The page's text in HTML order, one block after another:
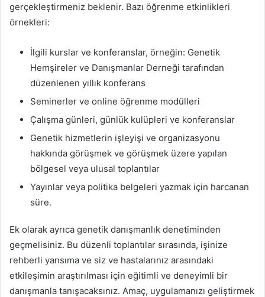
gerçekleştirmeniz beklenir. Bazı öğrenme etkinlikleri
örnekleri:
İlgili kurslar ve konferanslar, örneğin: Genetik
Hemşireler ve Danışmanlar Derneği tarafından
düzenlenen yıllık konferans
Seminerler ve online öğrenme modülleri
Çalışma günleri, günlük kulüpleri ve konferanslar
Genetik hizmetlerin işleyişi ve organizasyonu
hakkında görüşmek ve görüşmek üzere yapılan
bölgesel veya ulusal toplantılar
Yayınlar veya politika belgeleri yazmak için harcanan
süre.
Ek olarak ayrıca genetik danışmanlık denetiminden
geçmelisiniz. Bu düzenli toplantılar sırasında, işinize
rehberli yansıma ve siz ve hastalarınız arasındaki
etkileşimin araştırılması için eğitimli ve deneyimli bir
danışmanla tanışacaksınız. Amaç, uygulamanızı geliştirmek